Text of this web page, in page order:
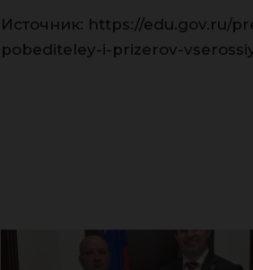
Источник: https://edu.gov.ru/
pobediteley-i-prizerov-